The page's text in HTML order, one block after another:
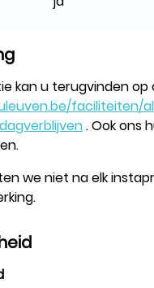
kan u terugvinden op
faciliteiten/
. Ook ons
we niet na elk